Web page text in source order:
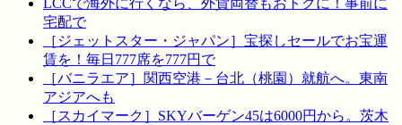
LCCで海外に行くなら、外貨両替もおトクに！事前に
宅配で
［ジェットスター・ジャパン］宝探しセールでお宝運
賃を！毎日777席を777円で
［バニラエア］関西空港－台北（桃園）就航へ。東南
アジアへも
［スカイマーク］SKYバーゲン45は6000円から。茨木